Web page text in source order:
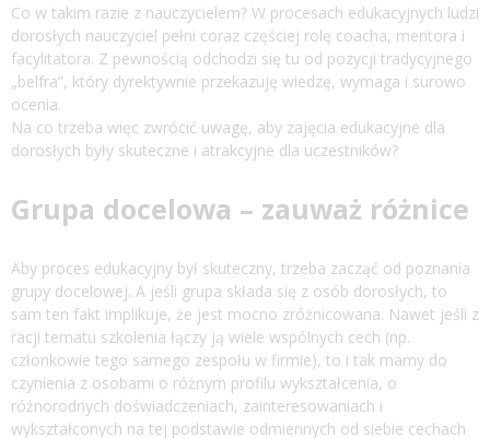
Co w takim razie z nauczycielem? W procesach edukacyjnych ludzi
dorosłych nauczyciel pełni coraz częściej rolę coacha, mentora i
facylitatora. Z pewnością odchodzi się tu od pozycji tradycyjnego
„belfra”, który dyrektywnie przekazuję wiedzę, wymaga i surowo
ocenia.
Na co trzeba więc zwrócić uwagę, aby zajęcia edukacyjne dla
dorosłych były skuteczne i atrakcyjne dla uczestników?
Grupa docelowa – zauważ różnice
Aby proces edukacyjny był skuteczny, trzeba zacząć od poznania
grupy docelowej. A jeśli grupa składa się z osób dorosłych, to
sam ten fakt implikuje, że jest mocno zróżnicowana. Nawet jeśli z
racji tematu szkolenia łączy ją wiele wspólnych cech (np.
członkowie tego samego zespołu w firmie), to i tak mamy do
czynienia z osobami o różnym profilu wykształcenia, o
różnorodnych doświadczeniach, zainteresowaniach i
wykształconych na tej podstawie odmiennych od siebie cechach